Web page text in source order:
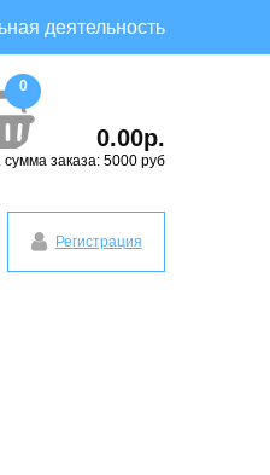
деятельность
0
0.00р.
заказа: 5000 руб
Регистрация